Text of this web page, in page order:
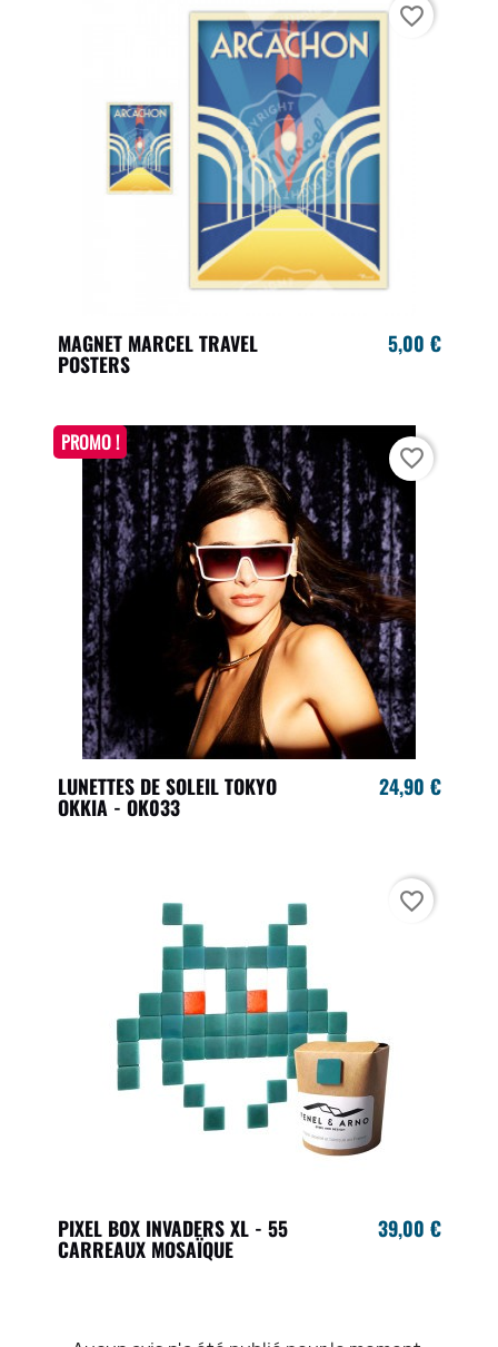
MAGNET MARCEL TRAVEL
POSTERS
5,00 €
favorite_border
LUNETTES DE SOLEIL TOKYO
OKKIA - OK033
24,90 €
PROMO !
favorite_border
PIXEL BOX INVADERS XL - 55
CARREAUX MOSAÏQUE
39,00 €
favorite_border